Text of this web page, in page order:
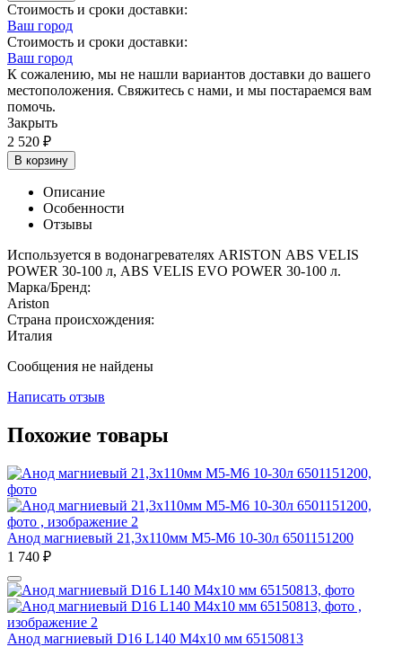
Стоимость и сроки доставки:
Ваш город
Стоимость и сроки доставки:
Ваш город
К сожалению, мы не нашли вариантов доставки до вашего
местоположения. Свяжитесь с нами, и мы постараемся вам
помочь.
Закрыть
2 520 ₽
В корзину
Описание
Особенности
Отзывы
Используется в водонагревателях ARISTON ABS VELIS
POWER 30-100 л, ABS VELIS EVO POWER 30-100 л.
Марка/Бренд:
Ariston
Страна происхождения:
Италия
Сообщения не найдены
Написать отзыв
Похожие товары
Анод магниевый 21,3х110мм M5-M6 10-30л 6501151200
1 740 ₽
Анод магниевый D16 L140 M4х10 мм 65150813